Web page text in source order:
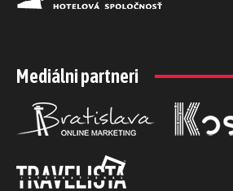
Mediálni partneri